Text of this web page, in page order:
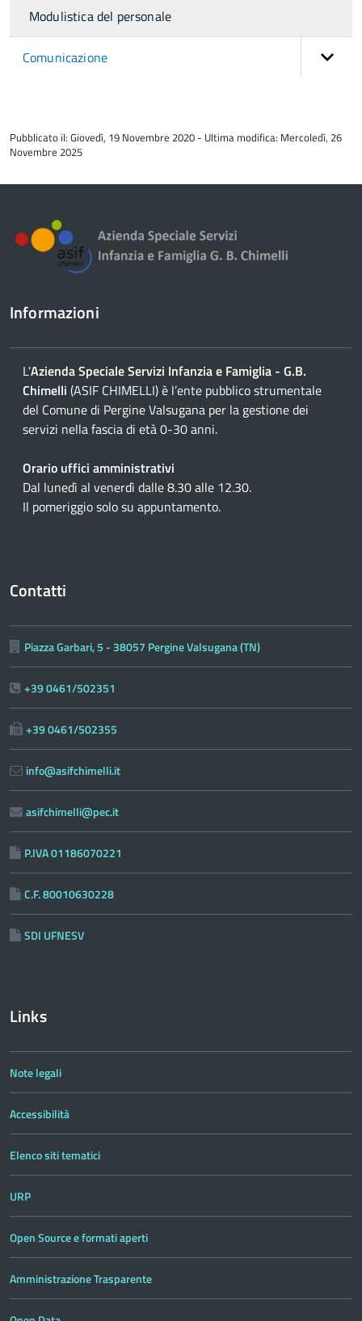
Modulistica del personale
Comunicazione
del
contenuto
Pubblicato il: Giovedì, 19 Novembre 2020 - Ultima modifica: Mercoledì, 26
Novembre 2025
Informazioni
L'Azienda Speciale Servizi Infanzia e Famiglia - G.B.
Chimelli (ASIF CHIMELLI) è l’ente pubblico strumentale
del Comune di Pergine Valsugana per la gestione dei
servizi nella fascia di età 0-30 anni.
Orario uffici amministrativi
Dal lunedì al venerdì dalle 8.30 alle 12.30.
Il pomeriggio solo su appuntamento.
Contatti
Piazza Garbari, 5 - 38057 Pergine Valsugana (TN)
+39 0461/502351
+39 0461/502355
info@asifchimelli.it
asifchimelli@pec.it
P.IVA 01186070221
C.F. 80010630228
SDI UFNESV
Links
Note legali
Accessibilità
Elenco siti tematici
URP
Open Source e formati aperti
Amministrazione Trasparente